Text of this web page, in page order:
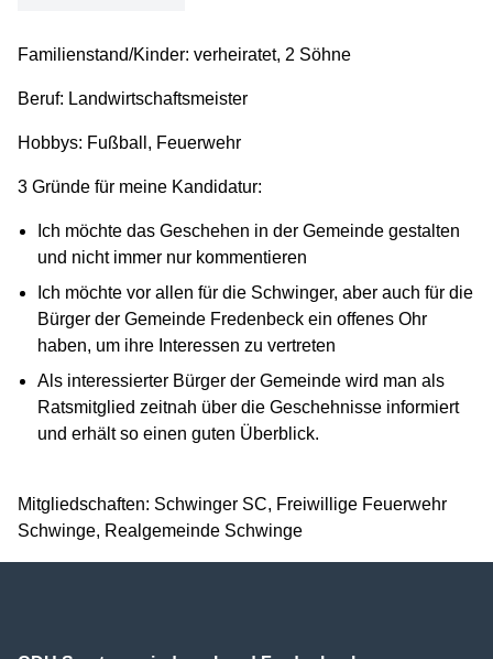
Familienstand/Kinder: verheiratet, 2 Söhne
Beruf: Landwirtschaftsmeister
Hobbys: Fußball, Feuerwehr
3 Gründe für meine Kandidatur:
Ich möchte das Geschehen in der Gemeinde gestalten
und nicht immer nur kommentieren
Ich möchte vor allen für die Schwinger, aber auch für die
Bürger der Gemeinde Fredenbeck ein offenes Ohr
haben, um ihre Interessen zu vertreten
Als interessierter Bürger der Gemeinde wird man als
Ratsmitglied zeitnah über die Geschehnisse informiert
und erhält so einen guten Überblick.
Mitgliedschaften: Schwinger SC, Freiwillige Feuerwehr
Schwinge, Realgemeinde Schwinge